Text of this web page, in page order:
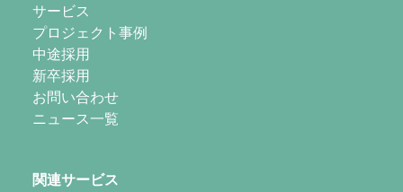
サービス
プロジェクト事例
中途採用
新卒採用
お問い合わせ
ニュース一覧
関連サービス